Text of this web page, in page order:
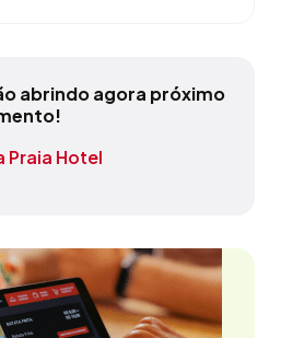
abrindo agora próximo
Praia Hotel
ExpressoEventos
E Eventos
Paraná
- RN
Primeiro De Março Ltda
Restaurante
Vacas